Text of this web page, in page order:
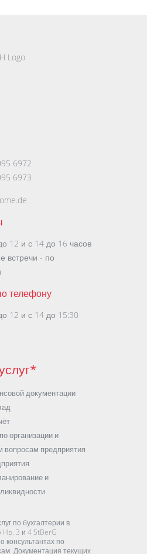
6972
6973
12 и с 14 до 16 часов
встречи - по
телефону
12 и с 14 до 15:30
документации
организации и
вопросам предприятия
и
по бухгалтерии в
Hp. 3 и 4 StBerG
консультантах по
Документация текущих